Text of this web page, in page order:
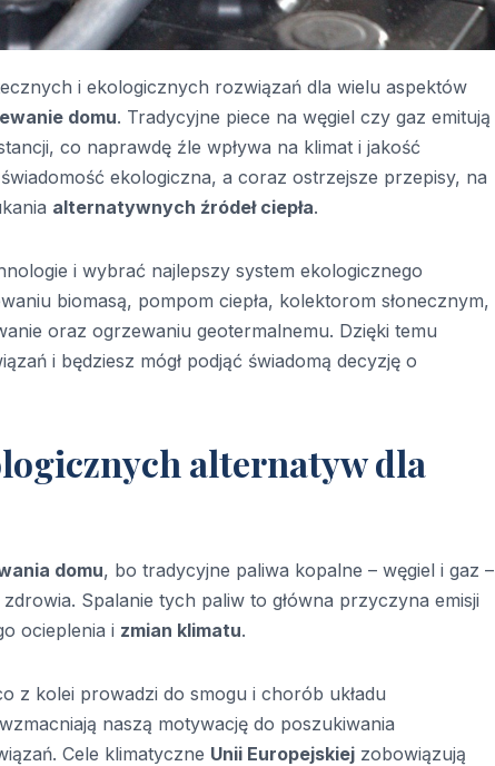
i ekologicznych rozwiązań dla wielu aspektów
domu. Tradycyjne piece na węgiel czy gaz emitują
co naprawdę źle wpływa na klimat i jakość
ekologiczna, a coraz ostrzejsze przepisy, na
alternatywnych źródeł ciepła.
i wybrać najlepszy system ekologicznego
biomasą, pompom ciepła, kolektorom słonecznym,
oraz ogrzewaniu geotermalnemu. Dzięki temu
i będziesz mógł podjąć świadomą decyzję o
alternatyw dla
domu, bo tradycyjne paliwa kopalne – węgiel i gaz –
Spalanie tych paliw to główna przyczyna emisji
ocieplenia i zmian klimatu.
z kolei prowadzi do smogu i chorób układu
naszą motywację do poszukiwania
Cele klimatyczne Unii Europejskiej zobowiązują